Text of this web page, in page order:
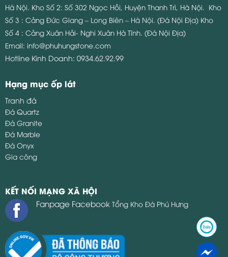
Hà Nội. Kho Số 2: Số 302 Ngọc Hồi, Huyện Thanh Trì, Hà Nội. Kho
Số 3 : Cảng Đức Giang – Long Biên – Hà Nội. (Đá Nội Địa) Kho
Số 4 : Cảng Xuân Hải- Nghi Xuân Hà Tĩnh. (Đá Nội Địa)
Email: info@phuhungstone.com
Hotline Kinh Doanh: 0934.62.92.99
Hạng mục ốp lát
Tranh đá
Đá Quartz
Đá Granite
Đá Marble
Đá Onyx
Gia công
KẾT NỐI MẠNG XÃ HỘI
Fanpage Facebook Tổng Kho Đá Phú Hưng